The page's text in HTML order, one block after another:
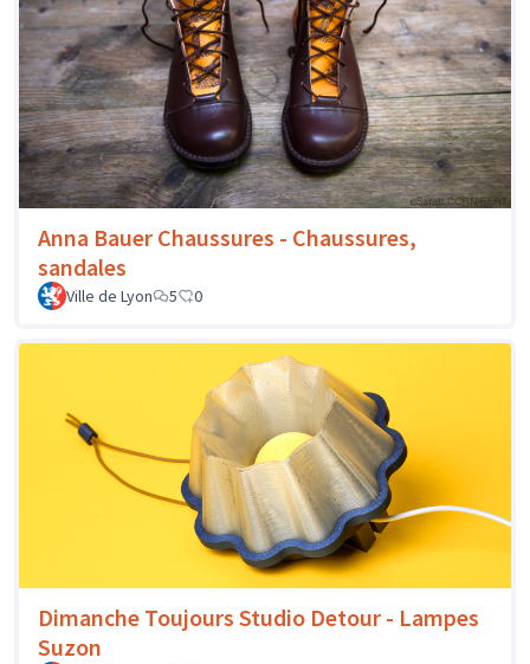
Anna Bauer Chaussures - Chaussures,
sandales
Ville de Lyon 5 0
Dimanche Toujours Studio Detour - Lampes
Suzon